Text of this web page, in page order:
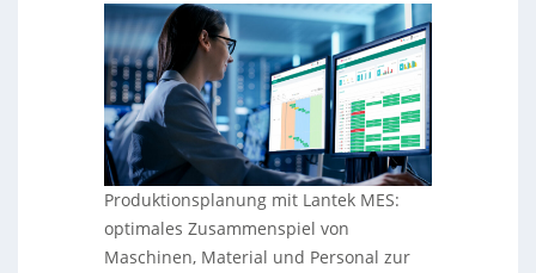
Produktionsplanung mit Lantek MES:
optimales Zusammenspiel von
Maschinen, Material und Personal zur